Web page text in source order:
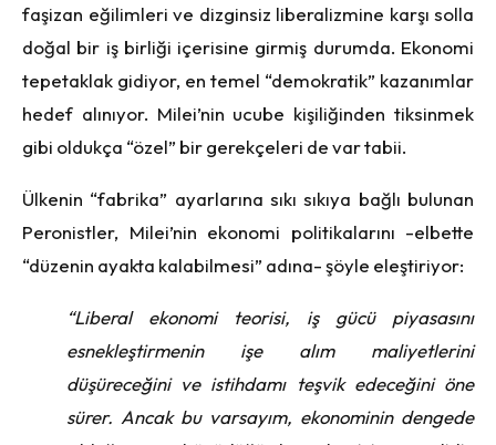
faşizan eğilimleri ve dizginsiz liberalizmine karşı solla
doğal bir iş birliği içerisine girmiş durumda. Ekonomi
tepetaklak gidiyor, en temel “demokratik” kazanımlar
hedef alınıyor. Milei’nin ucube kişiliğinden tiksinmek
gibi oldukça “özel” bir gerekçeleri de var tabii.
Ülkenin “fabrika” ayarlarına sıkı sıkıya bağlı bulunan
Peronistler, Milei’nin ekonomi politikalarını -elbette
“düzenin ayakta kalabilmesi” adına- şöyle eleştiriyor:
“Liberal ekonomi teorisi, iş gücü piyasasını
esnekleştirmenin işe alım maliyetlerini
düşüreceğini ve istihdamı teşvik edeceğini öne
sürer. Ancak bu varsayım, ekonominin dengede